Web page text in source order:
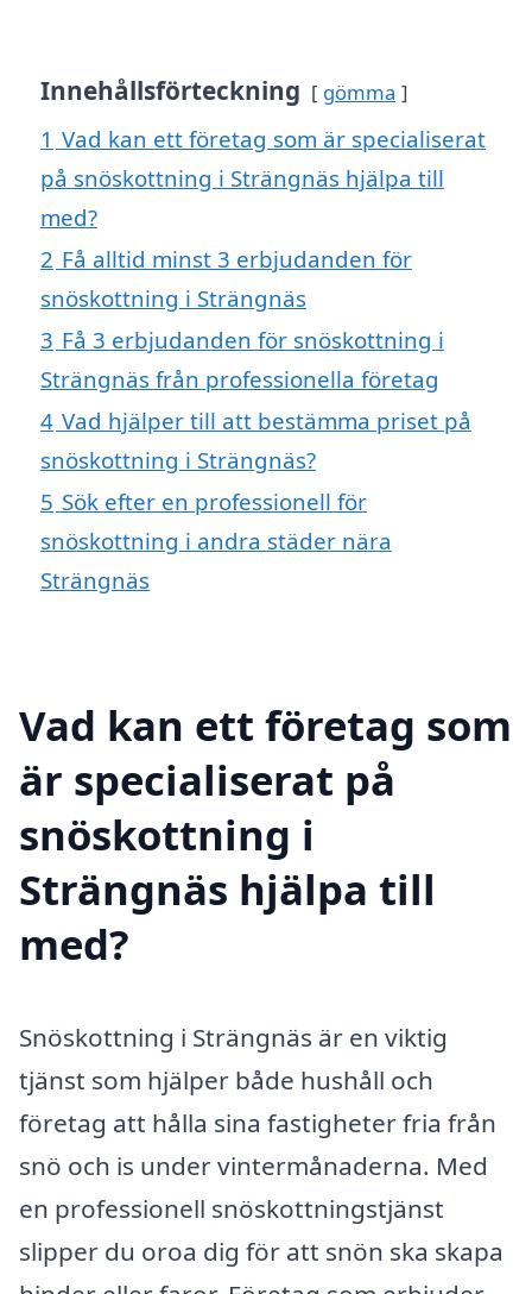
Innehållsförteckning gömma
1 Vad kan ett företag som är specialiserat
på snöskottning i Strängnäs hjälpa till
med?
2 Få alltid minst 3 erbjudanden för
snöskottning i Strängnäs
3 Få 3 erbjudanden för snöskottning i
Strängnäs från professionella företag
4 Vad hjälper till att bestämma priset på
snöskottning i Strängnäs?
5 Sök efter en professionell för
snöskottning i andra städer nära
Strängnäs
Vad kan ett företag som
är specialiserat på
snöskottning i
Strängnäs hjälpa till
med?
Snöskottning i Strängnäs är en viktig
tjänst som hjälper både hushåll och
företag att hålla sina fastigheter fria från
snö och is under vintermånaderna. Med
en professionell snöskottningstjänst
slipper du oroa dig för att snön ska skapa